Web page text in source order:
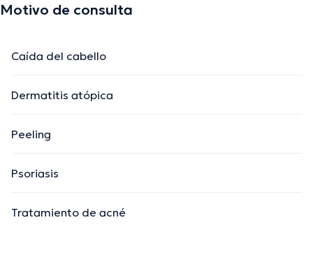
Motivo de consulta
Caída del cabello
Dermatitis atópica
Peeling
Psoriasis
Tratamiento de acné